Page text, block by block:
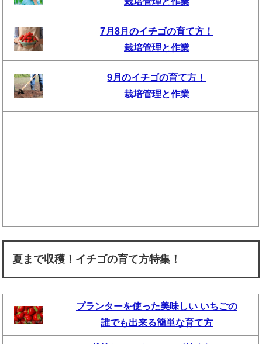
7月8月のイチゴの育て方！
栽培管理と作業
9月のイチゴの育て方！
栽培管理と作業
夏まで収穫！イチゴの育て方特集！
プランターを使った美味しい いちごの
誰でも出来る簡単な育て方